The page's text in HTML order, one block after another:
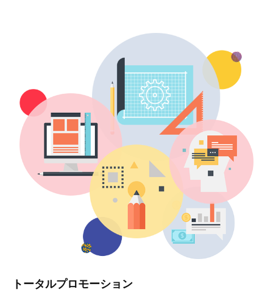
トータルプロモーション